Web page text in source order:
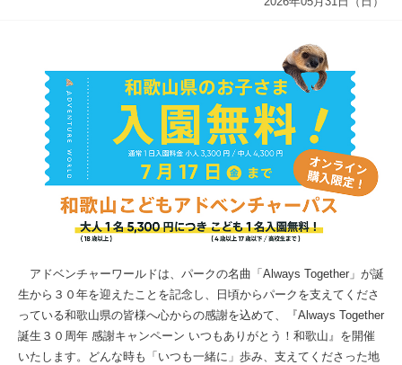
アドベンチャーワールドは、パークの名曲「Always Together」が誕
生から３０年を迎えたことを記念し、日頃からパークを支えてくださ
っている和歌山県の皆様へ心からの感謝を込めて、『Always Together
誕生３０周年 感謝キャンペーン いつもありがとう！和歌山』を開催
いたします。どんな時も「いつも一緒に」歩み、支えてくださった地